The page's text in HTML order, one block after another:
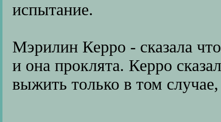
испытание.
Мэрилин Керро - сказала
и она проклята. Керро
выжить только в том